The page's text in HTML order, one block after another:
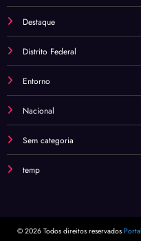
Destaque
Distrito Federal
Entorno
Nacional
Sem categoria
temp
© 2026 Todos direitos reservados